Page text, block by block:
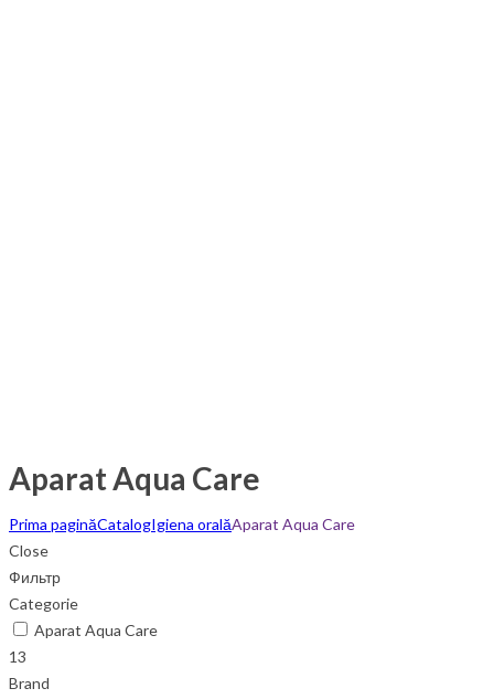
Aparat Aqua Care
Prima paginăCatalogIgiena oralăAparat Aqua Care
Close
Фильтр
Categorie
Aparat Aqua Care
13
Brand